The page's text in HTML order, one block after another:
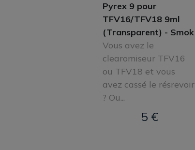
Pyrex 9 pour
TFV16/TFV18 9ml
(Transparent) - Smok
Vous avez le
clearomiseur TFV16
ou TFV18 et vous
avez cassé le résrevoir
? Ou...
5 €